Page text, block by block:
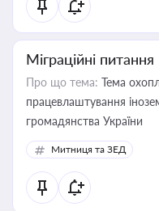
Міграційні питання
Про що тема: Тема
працевлаштування
громадянства України
Митниця та ЗЕД